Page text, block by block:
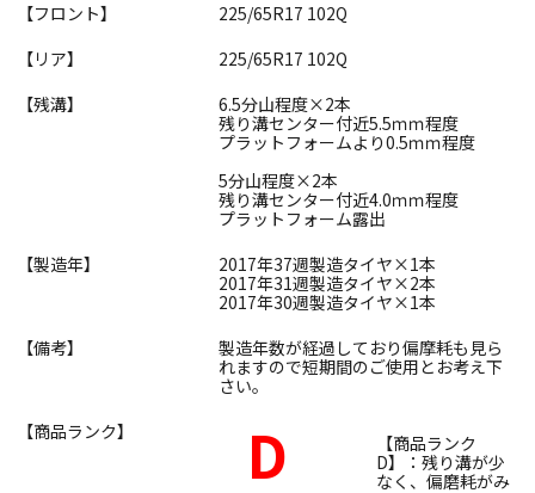
【フロント】
225/65R17 102Q
【リア】
225/65R17 102Q
【残溝】
6.5分山程度×2本
残り溝センター付近5.5ｍｍ程度
プラットフォームより0.5ｍｍ程度
5分山程度×2本
残り溝センター付近4.0ｍｍ程度
プラットフォーム露出
【製造年】
2017年37週製造タイヤ×1本
2017年31週製造タイヤ×2本
2017年30週製造タイヤ×1本
【備考】
製造年数が経過しており偏摩耗も見ら
れますので短期間のご使用とお考え下
さい。
【商品ランク】
D
【商品ランク
D】：残り溝が少
なく、偏磨耗がみ